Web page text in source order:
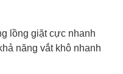
lồng giặt cực nhanh
năng vắt khô nhanh